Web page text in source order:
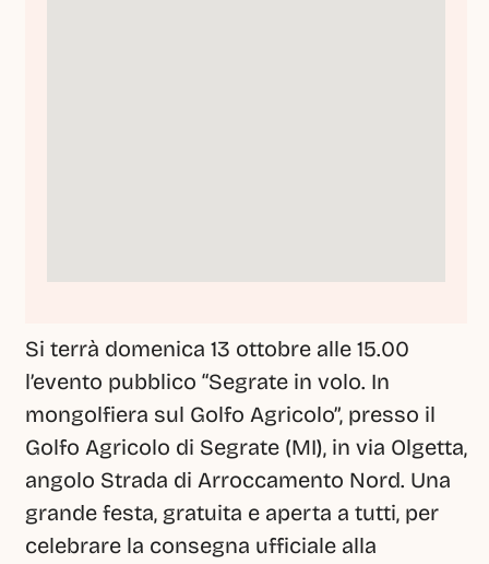
Si terrà domenica 13 ottobre alle 15.00
l’evento pubblico “Segrate in volo. In
mongolfiera sul Golfo Agricolo”, presso il
Golfo Agricolo di Segrate (MI), in via Olgetta,
angolo Strada di Arroccamento Nord. Una
grande festa, gratuita e aperta a tutti, per
celebrare la consegna ufficiale alla